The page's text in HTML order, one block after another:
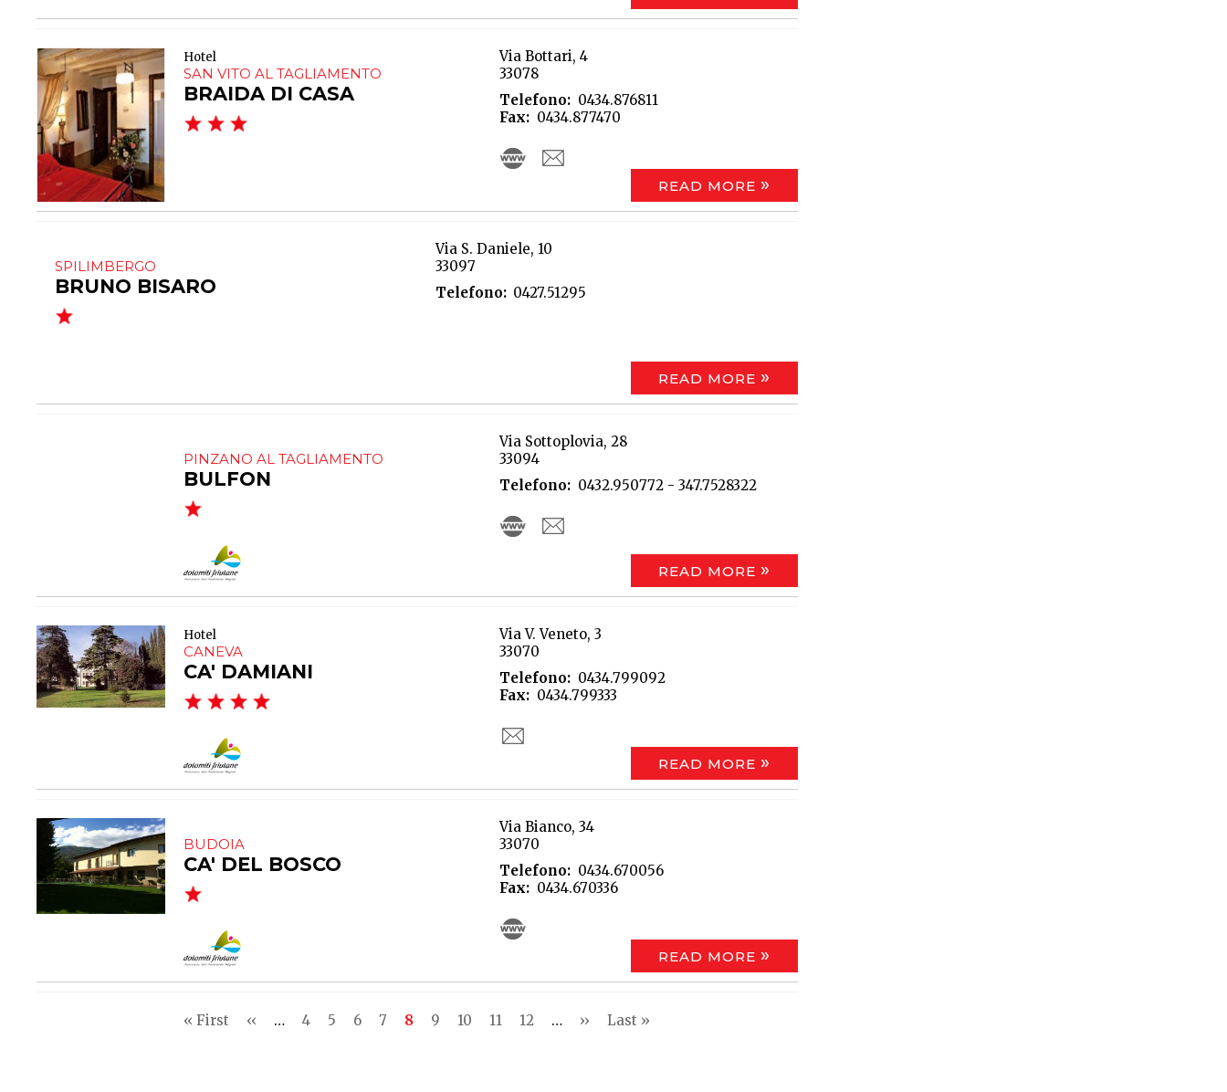
Hotel
SAN VITO AL TAGLIAMENTO
BRAIDA DI CASA
Via Bottari, 4
33078
Telefono
0434.876811
Fax
0434.877470
READ MORE
SPILIMBERGO
BRUNO BISARO
Via S. Daniele, 10
33097
Telefono
0427.51295
READ MORE
PINZANO AL TAGLIAMENTO
BULFON
Via Sottoplovia, 28
33094
Telefono
0432.950772 - 347.7528322
READ MORE
Hotel
CANEVA
CA' DAMIANI
Via V. Veneto, 3
33070
Telefono
0434.799092
Fax
0434.799333
READ MORE
BUDOIA
CA' DEL BOSCO
Via Bianco, 34
33070
Telefono
0434.670056
Fax
0434.670336
READ MORE
First
« First
Previous
‹‹ … Page
4 Page
5 Page
6 Page
7
Current
8 Page
9 Page
10 Page
11 Page
12 …
Next
››
Last
Last »